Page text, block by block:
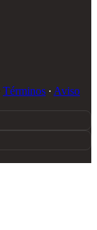
Términos ∙ Aviso